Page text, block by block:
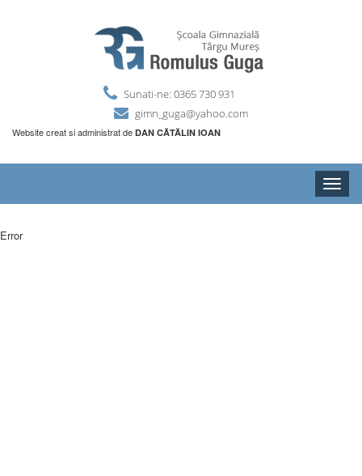
Sunati-ne: 0365 730 931
gimn_guga@yahoo.com
Website creat si administrat de DAN CĂTĂLIN IOAN
Toggle
Error